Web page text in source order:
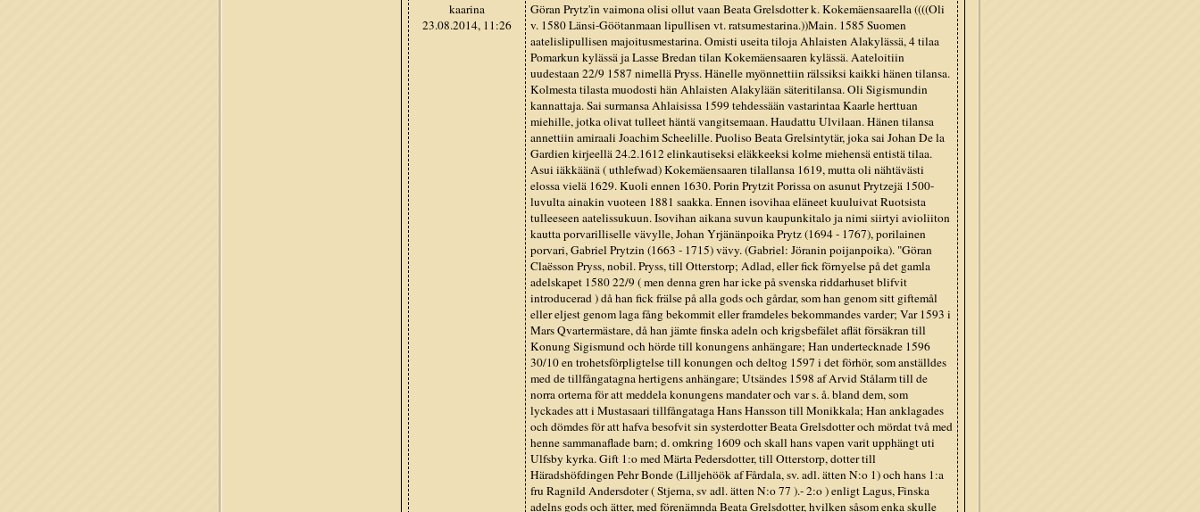
kaarina
23.08.2014, 11:26
Göran Prytz'in vaimona olisi ollut vaan Beata Grelsdotter k. Kokemäensaarella ((((Oli
v. 1580 Länsi-Göötanmaan lipullisen vt. ratsumestarina.))Main. 1585 Suomen
aatelislipullisen majoitusmestarina. Omisti useita tiloja Ahlaisten Alakylässä, 4 tilaa
Pomarkun kylässä ja Lasse Bredan tilan Kokemäensaaren kylässä. Aateloitiin
uudestaan 22/9 1587 nimellä Pryss. Hänelle myönnettiin rälssiksi kaikki hänen tilansa.
Kolmesta tilasta muodosti hän Ahlaisten Alakylään säteritilansa. Oli Sigismundin
kannattaja. Sai surmansa Ahlaisissa 1599 tehdessään vastarintaa Kaarle herttuan
miehille, jotka olivat tulleet häntä vangitsemaan. Haudattu Ulvilaan. Hänen tilansa
annettiin amiraali Joachim Scheelille. Puoliso Beata Grelsintytär, joka sai Johan De la
Gardien kirjeellä 24.2.1612 elinkautiseksi eläkkeeksi kolme miehensä entistä tilaa.
Asui iäkkäänä ( uthlefwad) Kokemäensaaren tilallansa 1619, mutta oli nähtävästi
elossa vielä 1629. Kuoli ennen 1630. Porin Prytzit Porissa on asunut Prytzejä 1500-
luvulta ainakin vuoteen 1881 saakka. Ennen isovihaa eläneet kuuluivat Ruotsista
tulleeseen aatelissukuun. Isovihan aikana suvun kaupunkitalo ja nimi siirtyi avioliiton
kautta porvarilliselle vävylle, Johan Yrjänänpoika Prytz (1694 - 1767), porilainen
porvari, Gabriel Prytzin (1663 - 1715) vävy. (Gabriel: Jöranin poijanpoika). "Göran
Claësson Pryss, nobil. Pryss, till Otterstorp; Adlad, eller fick förnyelse på det gamla
adelskapet 1580 22/9 ( men denna gren har icke på svenska riddarhuset blifvit
introducerad ) då han fick frälse på alla gods och gårdar, som han genom sitt giftemål
eller eljest genom laga fång bekommit eller framdeles bekommandes varder; Var 1593 i
Mars Qvartermästare, då han jämte finska adeln och krigsbefälet aflät försäkran till
Konung Sigismund och hörde till konungens anhängare; Han undertecknade 1596
30/10 en trohetsförpligtelse till konungen och deltog 1597 i det förhör, som anställdes
med de tillfångatagna hertigens anhängare; Utsändes 1598 af Arvid Stålarm till de
norra orterna för att meddela konungens mandater och var s. å. bland dem, som
lyckades att i Mustasaari tillfångataga Hans Hansson till Monikkala; Han anklagades
och dömdes för att hafva besofvit sin systerdotter Beata Grelsdotter och mördat två med
henne sammanaflade barn; d. omkring 1609 och skall hans vapen varit upphängt uti
Ulfsby kyrka. Gift 1:o med Märta Pedersdotter, till Otterstorp, dotter till
Häradshöfdingen Pehr Bonde (Lilljehöök af Fårdala, sv. adl. ätten N:o 1) och hans 1:a
fru Ragnild Andersdoter ( Stjerna, sv adl. ätten N:o 77 ).- 2:o ) enligt Lagus, Finska
adelns gods och ätter, med förenämnda Beata Grelsdotter, hvilken såsom enka skulle